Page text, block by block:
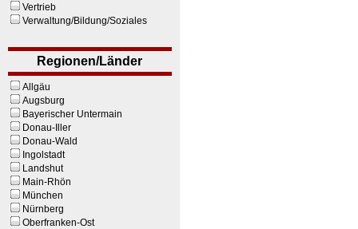
Vertrieb
Verwaltung/Bildung/Soziales
Regionen/Länder
Allgäu
Augsburg
Bayerischer Untermain
Donau-Iller
Donau-Wald
Ingolstadt
Landshut
Main-Rhön
München
Nürnberg
Oberfranken-Ost